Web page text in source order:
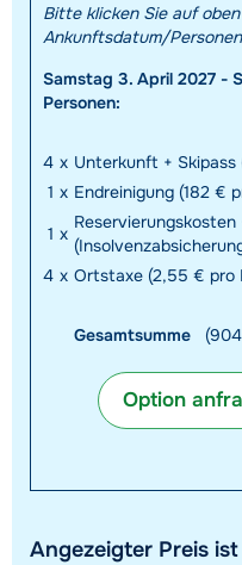
Diese Karte zeigt eine Indikation
Lage kann jedoch abweichen.
Bitte klicken Sie auf
Ankunftsdatum/
Samstag 3. April 2027 -
Personen:
4 x Unterkunft +
1 x Endreinigung (182 €
1 x
Reservierungskosten
4 x Ortstaxe (2,55 € pro
Gesamtsumme
Option
Angezeigter Preis ist